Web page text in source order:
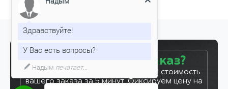
Готовы сделать заказ?
Оставьте заявку, и мы рассчитаем стоимость
вашего заказа за 5 минут. Фиксируем цену на
Здравствуйте!
У Вас есть вопросы?
Надым печатает...